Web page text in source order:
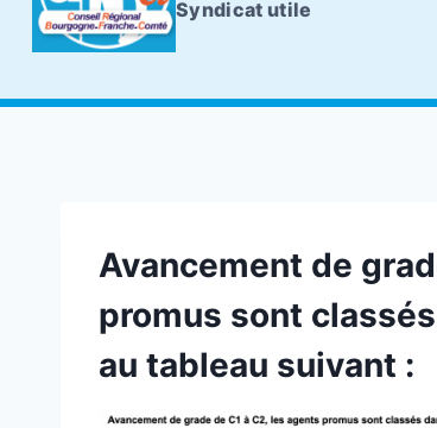
Syndicat utile
Avancement de
promus sont
au tableau suivant :